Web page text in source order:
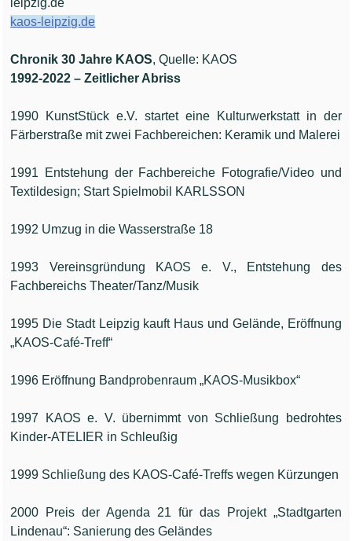
kaos-leipzig.de
Chronik 30 Jahre KAOS, Quelle: KAOS
1992-2022 – Zeitlicher Abriss
1990 KunstStück e.V. startet eine Kulturwerkstatt in der
Färberstraße mit zwei Fachbereichen: Keramik und Malerei
1991 Entstehung der Fachbereiche Fotografie/Video und
Textildesign; Start Spielmobil KARLSSON
1992 Umzug in die Wasserstraße 18
1993 Vereinsgründung KAOS e. V., Entstehung des
Fachbereichs Theater/Tanz/Musik
1995 Die Stadt Leipzig kauft Haus und Gelände, Eröffnung
„KAOS-Café-Treff“
1996 Eröffnung Bandprobenraum „KAOS-Musikbox“
1997 KAOS e. V. übernimmt von Schließung bedrohtes
Kinder-ATELIER in Schleußig
1999 Schließung des KAOS-Café-Treffs wegen Kürzungen
2000 Preis der Agenda 21 für das Projekt „Stadtgarten
Lindenau“: Sanierung des Geländes